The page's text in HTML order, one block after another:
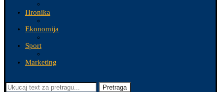
Hronika
Ekonomija
Sport
Marketing
Pretraga